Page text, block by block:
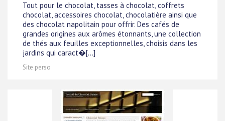
Tout pour le chocolat, tasses à chocolat, coffrets
chocolat, accessoires chocolat, chocolatière ainsi que
des chocolat napolitain pour offrir. Des cafés de
grandes origines aux arômes étonnants, une collection
de thés aux feuilles exceptionnelles, choisis dans les
jardins qui caract�[...]
Site perso